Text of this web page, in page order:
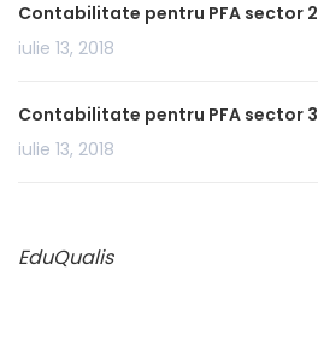
Contabilitate pentru PFA sector 2
iulie 13, 2018
Contabilitate pentru PFA sector 3
iulie 13, 2018
EduQualis